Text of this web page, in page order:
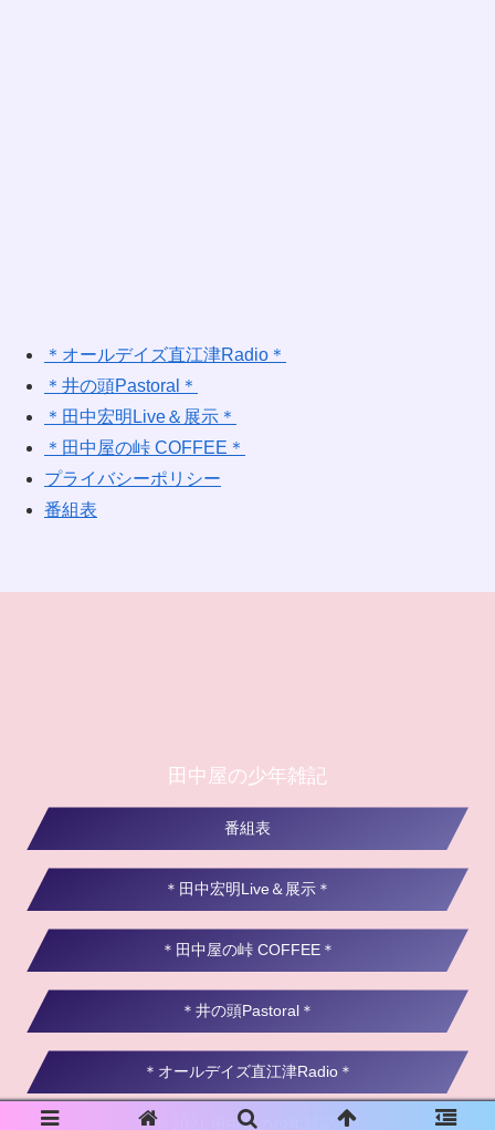
＊オールデイズ直江津Radio＊
＊井の頭Pastoral＊
＊田中宏明Live＆展示＊
＊田中屋の峠 COFFEE＊
プライバシーポリシー
番組表
田中屋の少年雑記
番組表
＊田中宏明Live＆展示＊
＊田中屋の峠 COFFEE＊
＊井の頭Pastoral＊
＊オールデイズ直江津Radio＊
© 2021 田中屋の少年雑記.